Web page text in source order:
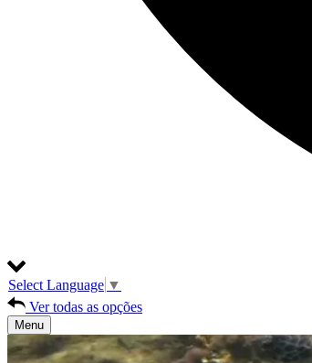
Select Language ▼
Ver todas as opções
Menu